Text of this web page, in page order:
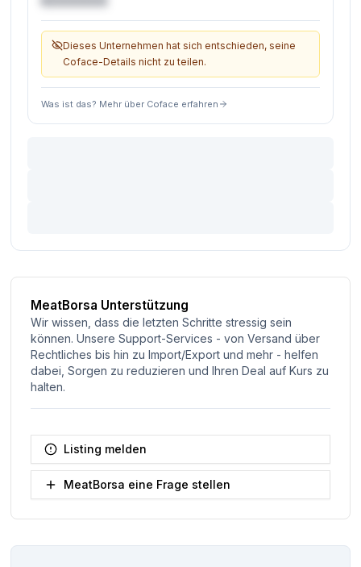
Dieses Unternehmen hat sich entschieden, seine
Coface-Details nicht zu teilen.
Was ist das? Mehr über Coface erfahren
MeatBorsa Unterstützung
Wir wissen, dass die letzten Schritte stressig sein
können. Unsere Support-Services - von Versand über
Rechtliches bis hin zu Import/Export und mehr - helfen
dabei, Sorgen zu reduzieren und Ihren Deal auf Kurs zu
halten.
Listing melden
MeatBorsa eine Frage stellen